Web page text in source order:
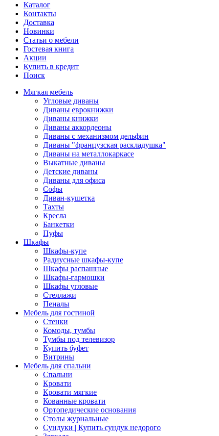
Каталог
Контакты
Доставка
Новинки
Статьи о мебели
Гостевая книга
Акции
Купить в кредит
Поиск
Мягкая мебель
Угловые диваны
Диваны еврокнижки
Диваны книжки
Диваны аккордеоны
Диваны с механизмом дельфин
Диваны "французская раскладушка"
Диваны на металлокаркасе
Выкатные диваны
Детские диваны
Диваны для офиса
Софы
Диван-кушетка
Тахты
Кресла
Банкетки
Пуфы
Шкафы
Шкафы-купе
Радиусные шкафы-купе
Шкафы распашные
Шкафы-гармошки
Шкафы угловые
Стеллажи
Пеналы
Мебель для гостиной
Стенки
Комоды, тумбы
Тумбы под телевизор
Купить буфет
Витрины
Мебель для спальни
Спальни
Кровати
Кровати мягкие
Кованные кровати
Ортопедические основания
Столы журнальные
Сундуки | Купить сундук недорого